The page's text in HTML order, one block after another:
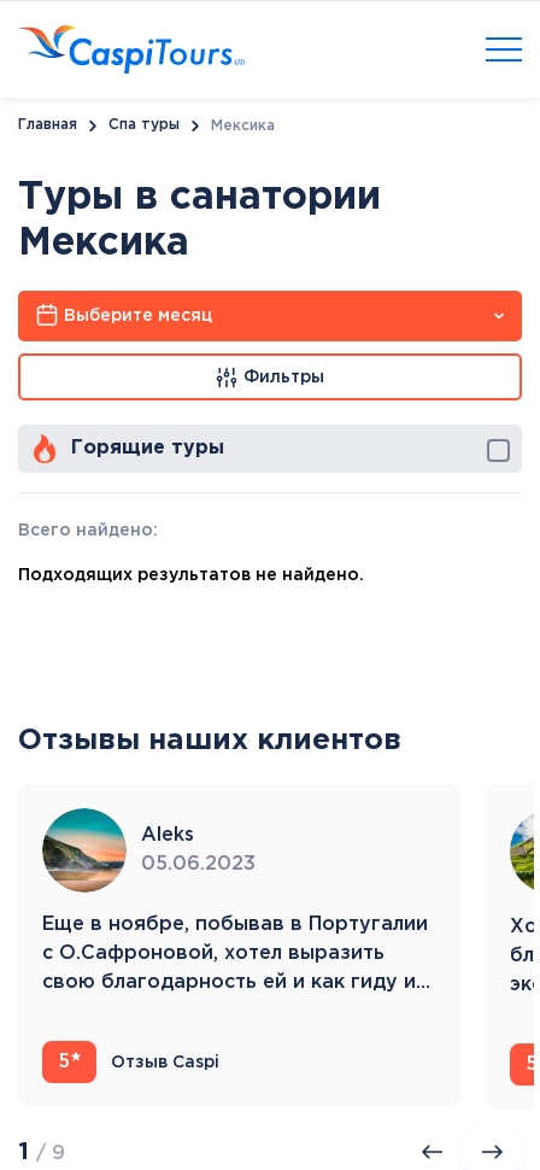
Главная Спа туры Мексика
Туры в санатории
Мексика
Выберите месяц
Фильтры
Горящие туры
Всего найдено:
Подходящих результатов не найдено.
Отзывы наших клиентов
Aleks
05.06.2023
Eще в ноябре, побывав в Португалии
с О.Сафроновой, хотел выразить
свою благодарность ей и как гиду и…
5 Отзыв Caspi 5
1 / 9